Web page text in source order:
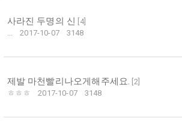
사라진 두명의 신 4]
...
2017-10-07 3148
제발 마천빨리나오게해주세요. 2]
ㅎㅎㅎ
2017-10-07 3148